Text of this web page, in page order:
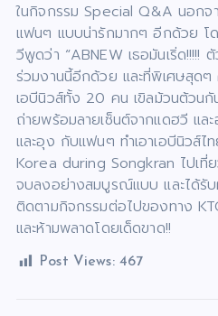
ในกิจกรรม Special Q&A นอก
แฟนๆ แบบน่ารักมากๆ อีกด้วย โ
วีพูดว่า “ABNEW เธอมันเริ่ด!!!!!
ร่วมงานนี้อีกด้วย และที่พิเศษสุด
เอบีนิวส์ทั้ง 20 คน เขิลม้วนต้วน
ถ่ายพร้อมลายเซ็นต์จากแดฮวี แ
และอุง กับแฟนๆ ทำเอาเอบีนิวส์
Korea during Songkran ไปเที่
จบลงอย่างสมบูรณ์แบบ และได้รั
ติดตามกิจกรรมต่อไปของทาง
และห้ามพลาดโดยเด็ดขาด!!
Post Views: 467